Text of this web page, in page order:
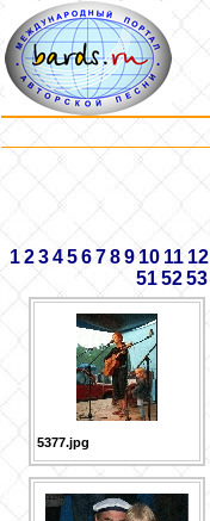
1 2 3 45 6 7 8 9 10 11 12
51 52 53
5377.jpg